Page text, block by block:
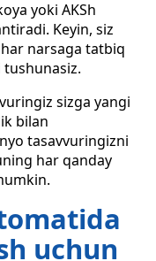
yoki AKSh
Keyin, siz
narsaga tatbiq
sizga yangi
bilan
tasavvuringizni
har qanday
uchun